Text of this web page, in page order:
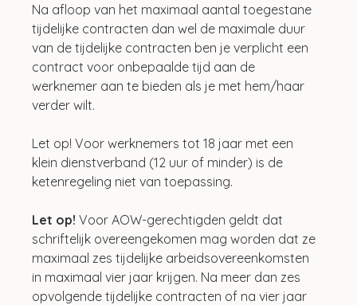
Na afloop van het maximaal aantal toegestane
tijdelijke contracten dan wel de maximale duur
van de tijdelijke contracten ben je verplicht een
contract voor onbepaalde tijd aan de
werknemer aan te bieden als je met hem/haar
verder wilt.
Let op! Voor werknemers tot 18 jaar met een
klein dienstverband (12 uur of minder) is de
ketenregeling niet van toepassing.
Let op! Voor AOW-gerechtigden geldt dat
schriftelijk overeengekomen mag worden dat ze
maximaal zes tijdelijke arbeidsovereenkomsten
in maximaal vier jaar krijgen. Na meer dan zes
opvolgende tijdelijke contracten of na vier jaar